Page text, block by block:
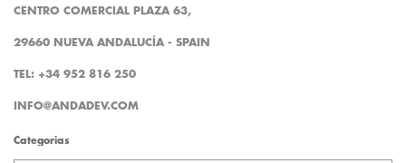
CENTRO COMERCIAL PLAZA 63,
29660 NUEVA ANDALUCÍA - SPAIN
TEL: +34 952 816 250
INFO@ANDADEV.COM
Categorias